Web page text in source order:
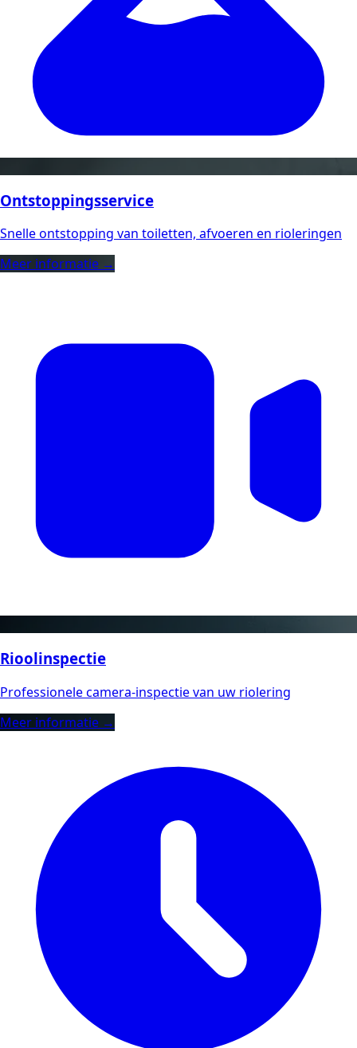
Ontstoppingsservice
Snelle ontstopping van toiletten, afvoeren en rioleringen
Meer informatie →
Rioolinspectie
Professionele camera-inspectie van uw riolering
Meer informatie →